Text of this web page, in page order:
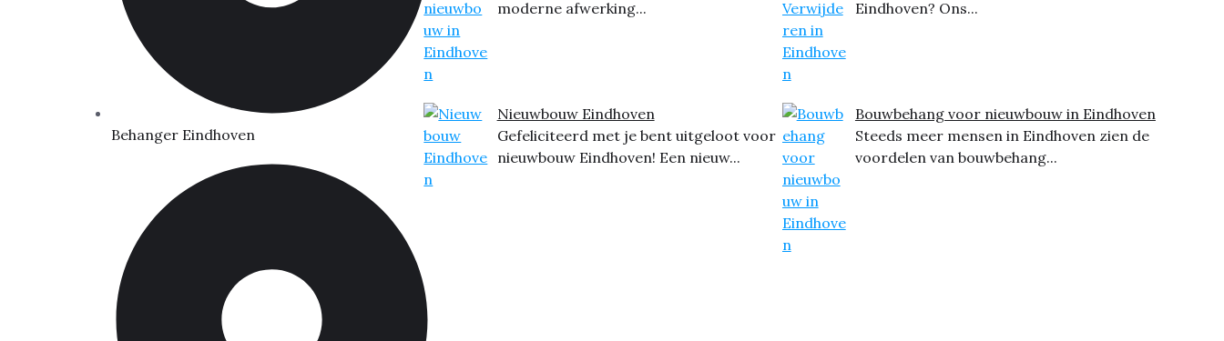
Behanger Eindhoven
moderne afwerking...
Nieuwbouw Eindhoven
Gefeliciteerd met je bent uitgeloot voor
nieuwbouw Eindhoven! Een nieuw...
Eindhoven? Ons...
Bouwbehang voor nieuwbouw in Eindhoven
Steeds meer mensen in Eindhoven zien de
voordelen van bouwbehang...